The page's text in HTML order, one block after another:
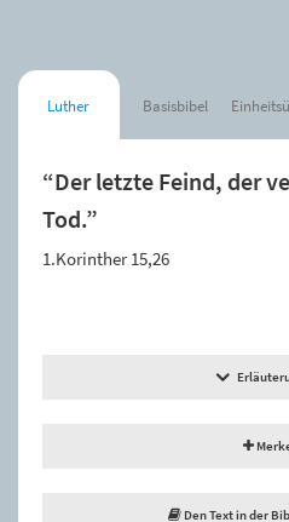
Luther Basisbibel
“Der letzte Feind, der
Tod.”
1.Korinther 15,26
Den Text in der